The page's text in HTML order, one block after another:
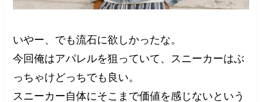
いやー、でも流石に欲しかったな。
今回俺はアパレルを狙っていて、スニーカーはぶ
っちゃけどっちでも良い。
スニーカー自体にそこまで価値を感じないという